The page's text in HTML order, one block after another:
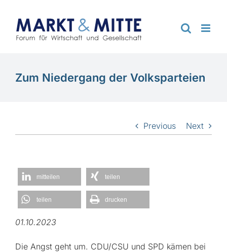
Inhalt
springen
Zum Niedergang der Volksparteien
Previous Next
mitteilen teilen
teilen drucken
01.10.2023
Die Angst geht um. CDU/CSU und SPD kämen bei